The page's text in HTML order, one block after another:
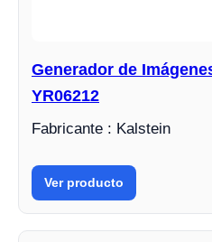
Generador de
YR06212
Fabricante : Kalstein
Ver producto